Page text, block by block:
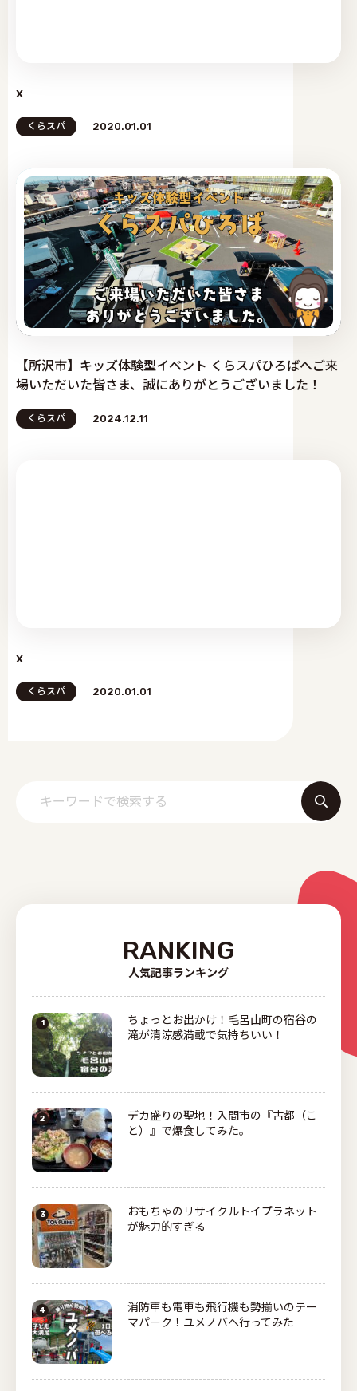
x
くらスパ 2020.01.01
【所沢市】キッズ体験型イベント くらスパひろばへご来
場いただいた皆さま、誠にありがとうございました！
くらスパ 2024.12.11
x
くらスパ 2020.01.01
RANKING
人気記事ランキング
ちょっとお出かけ！毛呂山町の宿谷の
滝が清涼感満載で気持ちいい！
デカ盛りの聖地！入間市の『古都（こ
と）』で爆食してみた。
おもちゃのリサイクルトイプラネット
が魅力的すぎる
消防車も電車も飛行機も勢揃いのテー
マパーク！ユメノバへ行ってみた